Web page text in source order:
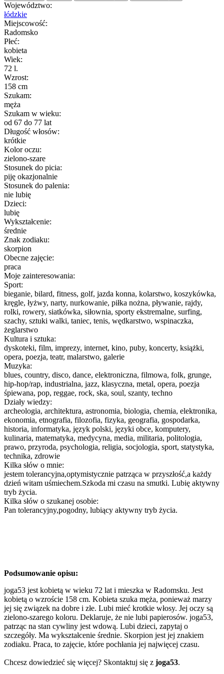
Województwo:
łódzkie
Miejscowość:
Radomsko
Płeć:
kobieta
Wiek:
72 l.
Wzrost:
158 cm
Szukam:
męża
Szukam w wieku:
od 67 do 77 lat
Długość włosów:
krótkie
Kolor oczu:
zielono-szare
Stosunek do picia:
piję okazjonalnie
Stosunek do palenia:
nie lubię
Dzieci:
lubię
Wykształcenie:
średnie
Znak zodiaku:
skorpion
Obecne zajęcie:
praca
Moje zainteresowania:
Sport:
bieganie, bilard, fitness, golf, jazda konna, kolarstwo, koszykówka,
kręgle, łyżwy, narty, nurkowanie, piłka nożna, pływanie, rajdy,
rolki, rowery, siatkówka, siłownia, sporty ekstremalne, surfing,
szachy, sztuki walki, taniec, tenis, wędkarstwo, wspinaczka,
żeglarstwo
Kultura i sztuka:
dyskoteki, film, imprezy, internet, kino, puby, koncerty, książki,
opera, poezja, teatr, malarstwo, galerie
Muzyka:
blues, country, disco, dance, elektroniczna, filmowa, folk, grunge,
hip-hop/rap, industrialna, jazz, klasyczna, metal, opera, poezja
śpiewana, pop, reggae, rock, ska, soul, szanty, techno
Działy wiedzy:
archeologia, architektura, astronomia, biologia, chemia, elektronika,
ekonomia, etnografia, filozofia, fizyka, geografia, gospodarka,
historia, informatyka, język polski, języki obce, komputery,
kulinaria, matematyka, medycyna, media, militaria, politologia,
prawo, przyroda, psychologia, religia, socjologia, sport, statystyka,
technika, zdrowie
Kilka słów o mnie:
jestem tolerancyjna,optymistycznie patrząca w przyszłość,a każdy
dzień witam uśmiechem.Szkoda mi czasu na smutki. Lubię aktywny
tryb życia.
Kilka słów o szukanej osobie:
Pan tolerancyjny,pogodny, lubiący aktywny tryb życia.
Podsumowanie opisu:
joga53 jest kobietą w wieku 72 lat i mieszka w Radomsku. Jest
kobietą o wzroście 158 cm. Kobieta szuka męża, ponieważ marzy
jej się związek na dobre i złe. Lubi mieć krotkie włosy. Jej oczy są
zielono-szarego koloru. Deklaruje, że nie lubi papierosów. joga53,
patrząc na stan cywliny jest wdową. Lubi dzieci, zapytaj o
szczegóły. Ma wykształcenie średnie. Skorpion jest jej znakiem
zodiaku. Praca, to zajęcie, które pochłania jej najwięcej czasu.
Chcesz dowiedzieć się więcej? Skontaktuj się z joga53.